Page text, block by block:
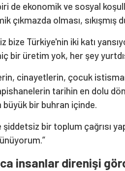
de ekonomik ve sosyal
çıkmazda olması, sıkışmış
bize Türkiye'nin iki katı
bir üretim yok, her şey
cinayetlerin, çocuk
tarihin en dolu
bir buhran içinde.
bir toplum çağrısı
insanlar direnişi